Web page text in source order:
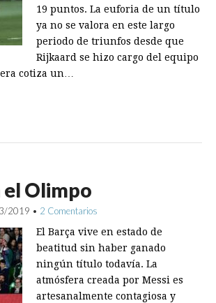
19 puntos. La euforia de un título
ya no se valora en este largo
periodo de triunfos desde que
Rijkaard se hizo cargo del equipo
cotiza un…
el Olimpo
2019 • 2 Comentarios
El Barça vive en estado de
beatitud sin haber ganado
ningún título todavía. La
atmósfera creada por Messi es
artesanalmente contagiosa y